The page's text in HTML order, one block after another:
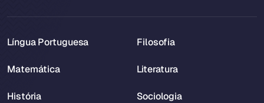
Língua Portuguesa
Matemática
História
Filosofia
Literatura
Sociologia